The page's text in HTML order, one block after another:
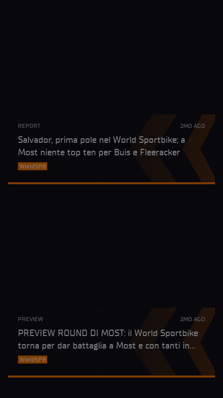
REPORT 2MO AGO
Salvador, prima pole nel World Sportbike; a
Most niente top ten per Buis e Fleeracker
WorldSPB
PREVIEW 2MO AGO
PREVIEW ROUND DI MOST: il World Sportbike
torna per dar battaglia a Most e con tanti in
lotta per la vetta del Campionato
WorldSPB